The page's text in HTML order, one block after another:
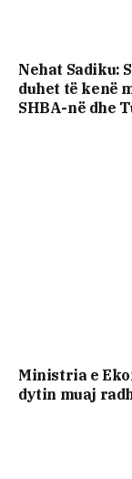
Nehat Sadiku:
duhet të kenë
SHBA-në dhe
Ministria e
dytin muaj